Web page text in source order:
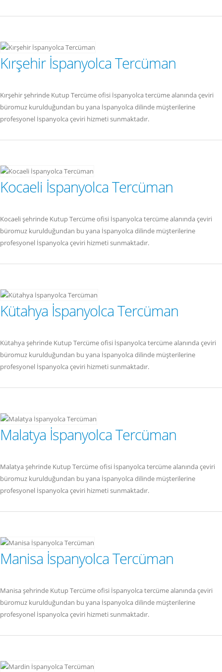
Kırşehir İspanyolca Tercüman
Kırşehir şehrinde Kutup Tercüme ofisi İspanyolca tercüme alanında çeviri
büromuz kurulduğundan bu yana İspanyolca dilinde müşterilerine
profesyonel İspanyolca çeviri hizmeti sunmaktadır.
Kocaeli İspanyolca Tercüman
Kocaeli şehrinde Kutup Tercüme ofisi İspanyolca tercüme alanında çeviri
büromuz kurulduğundan bu yana İspanyolca dilinde müşterilerine
profesyonel İspanyolca çeviri hizmeti sunmaktadır.
Kütahya İspanyolca Tercüman
Kütahya şehrinde Kutup Tercüme ofisi İspanyolca tercüme alanında çeviri
büromuz kurulduğundan bu yana İspanyolca dilinde müşterilerine
profesyonel İspanyolca çeviri hizmeti sunmaktadır.
Malatya İspanyolca Tercüman
Malatya şehrinde Kutup Tercüme ofisi İspanyolca tercüme alanında çeviri
büromuz kurulduğundan bu yana İspanyolca dilinde müşterilerine
profesyonel İspanyolca çeviri hizmeti sunmaktadır.
Manisa İspanyolca Tercüman
Manisa şehrinde Kutup Tercüme ofisi İspanyolca tercüme alanında çeviri
büromuz kurulduğundan bu yana İspanyolca dilinde müşterilerine
profesyonel İspanyolca çeviri hizmeti sunmaktadır.